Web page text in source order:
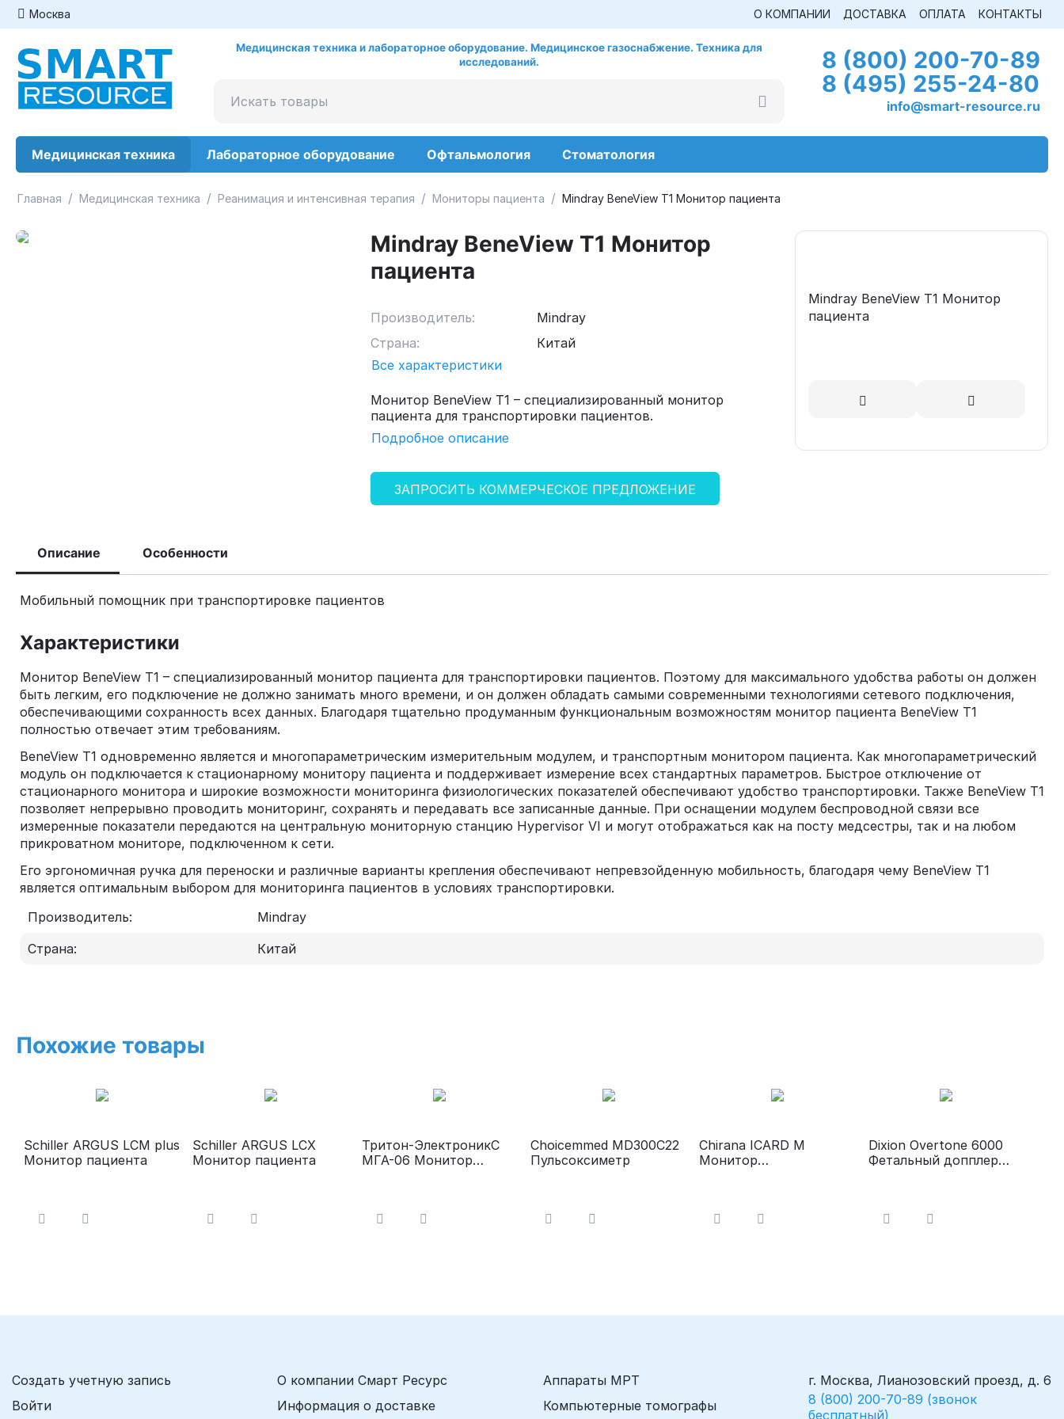
Москва О КОМПАНИИ ДОСТАВКА ОПЛАТА КОНТАКТЫ
Медицинская техника и лабораторное оборудование. Медицинское газоснабжение. Техника для
исследований.
8 (800) 200-70-89
8 (495) 255-24-80
info@smart-resource.ru
Медицинская техника Лабораторное оборудование Офтальмология Стоматология
Главная / Медицинская техника / Реанимация и интенсивная терапия / Мониторы пациента / Mindray BeneView T1 Монитор пациента
Mindray BeneView T1 Монитор
пациента
Производитель:
Mindray
Страна:
Китай
Все характеристики
Монитор BeneView T1 – специализированный монитор
пациента для транспортировки пациентов.
Подробное описание
Mindray BeneView T1 Монитор
пациента
ЗАПРОСИТЬ КОММЕРЧЕСКОЕ ПРЕДЛОЖЕНИЕ
Описание Особенности
Мобильный помощник при транспортировке пациентов
Характеристики
Монитор BeneView T1 – специализированный монитор пациента для транспортировки пациентов. Поэтому для максимального удобства работы он должен
быть легким, его подключение не должно занимать много времени, и он должен обладать самыми современными технологиями сетевого подключения,
обеспечивающими сохранность всех данных. Благодаря тщательно продуманным функциональным возможностям монитор пациента BeneView T1
полностью отвечает этим требованиям.
BeneView T1 одновременно является и многопараметрическим измерительным модулем, и транспортным монитором пациента. Как многопараметрический
модуль он подключается к стационарному монитору пациента и поддерживает измерение всех стандартных параметров. Быстрое отключение от
стационарного монитора и широкие возможности мониторинга физиологических показателей обеспечивают удобство транспортировки. Также BeneView T1
позволяет непрерывно проводить мониторинг, сохранять и передавать все записанные данные. При оснащении модулем беспроводной связи все
измеренные показатели передаются на центральную мониторную станцию Hypervisor VI и могут отображаться как на посту медсестры, так и на любом
прикроватном мониторе, подключенном к сети.
Его эргономичная ручка для переноски и различные варианты крепления обеспечивают непревзойденную мобильность, благодаря чему BeneView T1
является оптимальным выбором для мониторинга пациентов в условиях транспортировки.
Производитель:
Mindray
Страна:
Китай
Похожие товары
Schiller ARGUS LCM plus
Монитор пациента
Schiller ARGUS LCX
Монитор пациента
Тритон-ЭлектроникС
МГА-06 Монитор
Choicemmed MD300C22
Пульсоксиметр
Chirana ICARD М
Монитор
Dixion Overtone 6000
Фетальный допплер
Создать учетную запись
Войти
О компании Смарт Ресурс
Информация о доставке
Аппараты МРТ
Компьютерные томографы
г. Москва, Лианозовский проезд, д. 6
8 (800) 200-70-89 (звонок
бесплатный)